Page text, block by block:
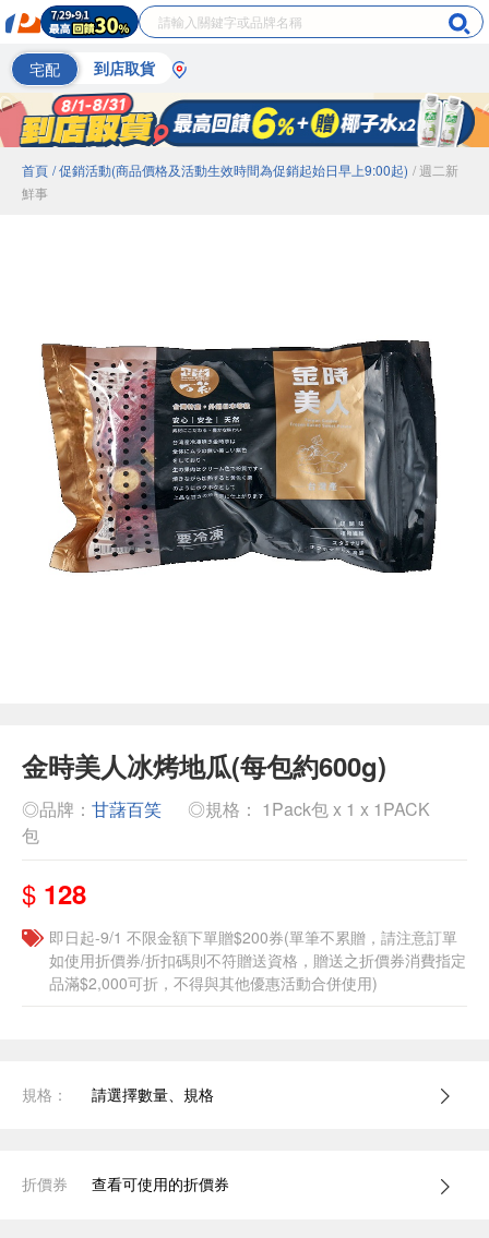
宅配 到店取貨
首頁 / 促銷活動(商品價格及活動生效時間為促銷起始日早上9:00起) / 週二新
鮮事
金時美人冰烤地瓜(每包約600g)
◎品牌： 甘藷百笑
◎規格： 1Pack包 x 1 x 1PACK
包
$ 128
即日起-9/1 不限金額下單贈$200券(單筆不累贈，請注意訂單
如使用折價券/折扣碼則不符贈送資格，贈送之折價券消費指定
品滿$2,000可折，不得與其他優惠活動合併使用)
規格： 請選擇數量、規格
折價券 查看可使用的折價券